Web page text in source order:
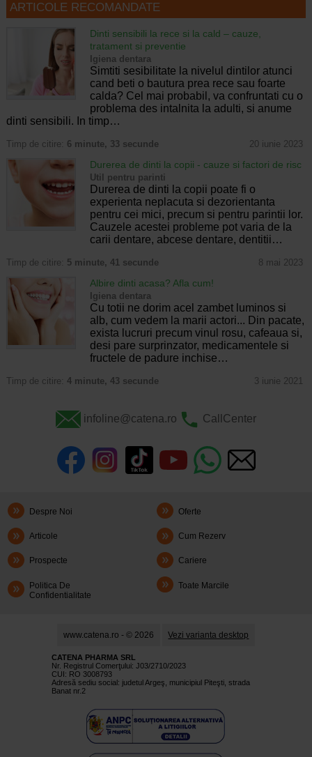
ARTICOLE RECOMANDATE
Dinti sensibili la rece si la cald – cauze,
tratament si preventie
Igiena dentara
Simtiti sesibilitate la nivelul dintilor atunci
cand beti o bautura prea rece sau foarte
calda? Cel mai probabil, va confruntati cu o
problema des intalnita la adulti, si anume
dinti sensibili. In timp…
Timp de citire: 6 minute, 33 secunde 20 iunie 2023
Durerea de dinti la copii - cauze si factori de risc
Util pentru parinti
Durerea de dinti la copii poate fi o
experienta neplacuta si dezorientanta
pentru cei mici, precum si pentru parintii lor.
Cauzele acestei probleme pot varia de la
carii dentare, abcese dentare, dentitii…
Timp de citire: 5 minute, 41 secunde 8 mai 2023
Albire dinti acasa? Afla cum!
Igiena dentara
Cu totii ne dorim acel zambet luminos si
alb, cum vedem la marii actori... Din pacate,
exista lucruri precum vinul rosu, cafeaua si,
desi pare surprinzator, medicamentele si
fructele de padure inchise…
Timp de citire: 4 minute, 43 secunde 3 iunie 2021
infoline@catena.ro CallCenter
Despre Noi Oferte
Articole Cum Rezerv
Prospecte Cariere
Politica De
Confidentialitate
Toate Marcile
www.catena.ro - © 2026 Vezi varianta desktop
CATENA PHARMA SRL
Nr. Registrul Comerţului: J03/2710/2023
CUI: RO 3008793
Adresă sediu social: judetul Argeş, municipiul Piteşti, strada
Banat nr.2